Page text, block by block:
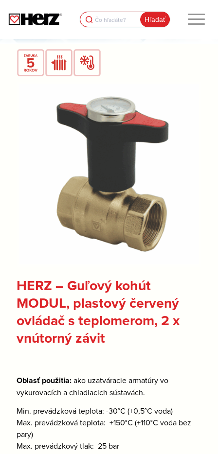
Search
for:
HERZ – Guľový kohút
MODUL, plastový červený
ovládač s teplomerom, 2 x
vnútorný závit
Oblasť použitia:ako uzatváracie armatúry vo
vykurovacích a chladiacich sústavách.
Min. prevádzková teplota: -30°C (+0,5°C voda)
Max. prevádzková teplota: +150°C (+110°C voda bez
pary)
Max. prevádzkový tlak: 25 bar